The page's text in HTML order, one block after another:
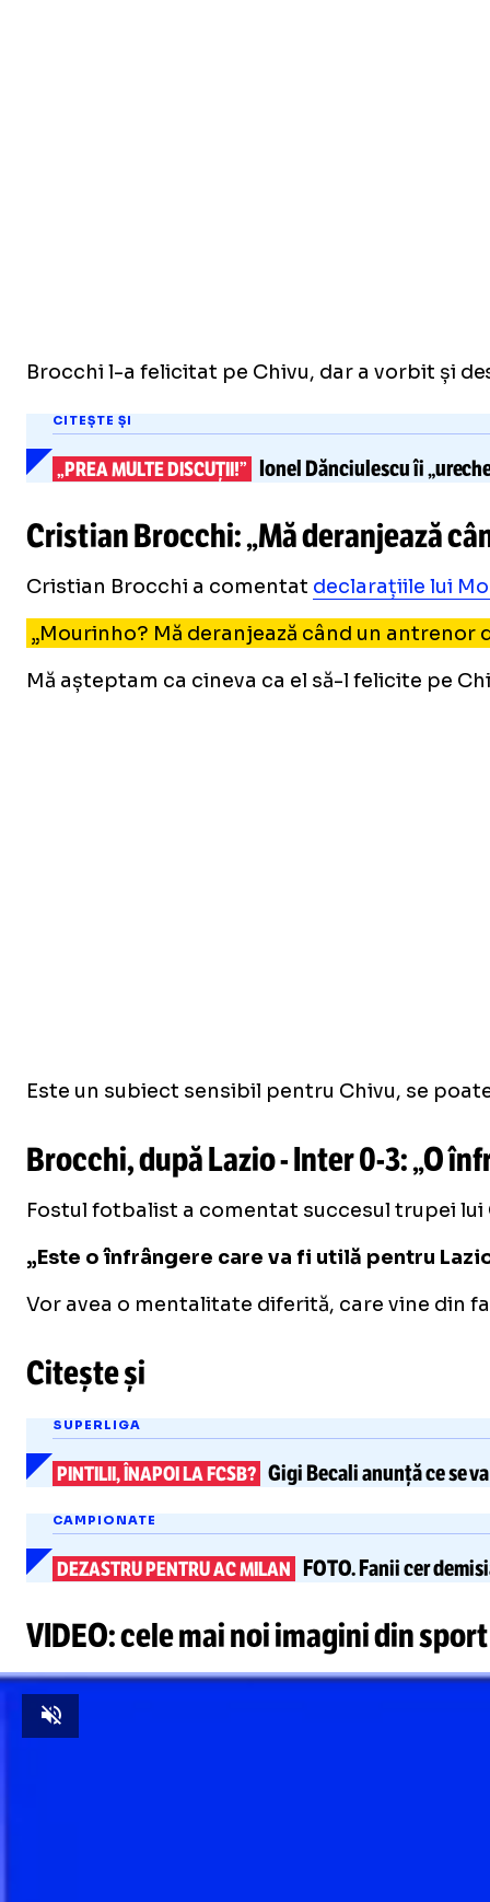
Brocchi l-a felicitat pe Chivu, dar a vorbit și
CITEȘTE ȘI
„PREA MULTE DISCUȚII!” Ionel Dănciulescuîi
Cristian Brocchi: „Mă deranjează
Cristian Brocchi a comentat declarațiile lui
„Mourinho? Mă deranjează când un
Mă așteptam ca cineva ca el să-l felicite pe
Este un subiect sensibil pentru Chivu, se
Brocchi, după Lazio - Inter0-3: „O
Fostul fotbalist a comentat succesul trupei
„Este o înfrângere care va fi utilă pentru
Vor avea o mentalitate diferită, care vine din
Citește și
SUPERLIGA
PINTILII, ÎNAPOI LA FCSB? Gigi Becali anunță ce se
CAMPIONATE
DEZASTRU PENTRU AC MILAN FOTO.Fanii cer
VIDEO: cele mai noi imagini din sport
Unmute